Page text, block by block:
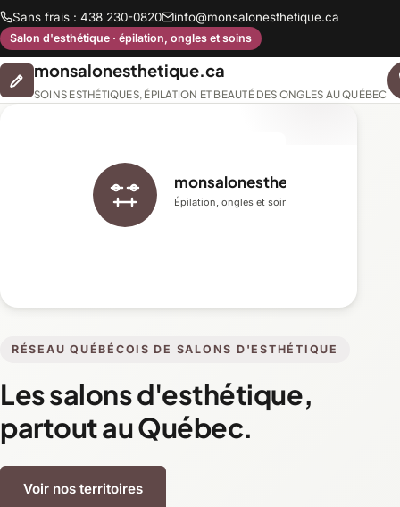
Sans frais : 438 230-0820 info@monsalonesthetique.ca
Salon d'esthétique · épilation, ongles et soins
monsalonesthetique.ca
SOINS ESTHÉTIQUES, ÉPILATION ET BEAUTÉ DES ONGLES AU QUÉBEC
RÉSEAU QUÉBÉCOIS DE SALONS D'ESTHÉTIQUE
Les salons d'esthétique,
partout au Québec.
Voir nos territoires
monsalonesthetique.ca
Épilation, ongles et soins du visage